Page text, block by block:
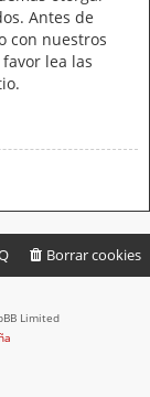
Antes de
con nuestros
lea las
Borrar cookies
Limited